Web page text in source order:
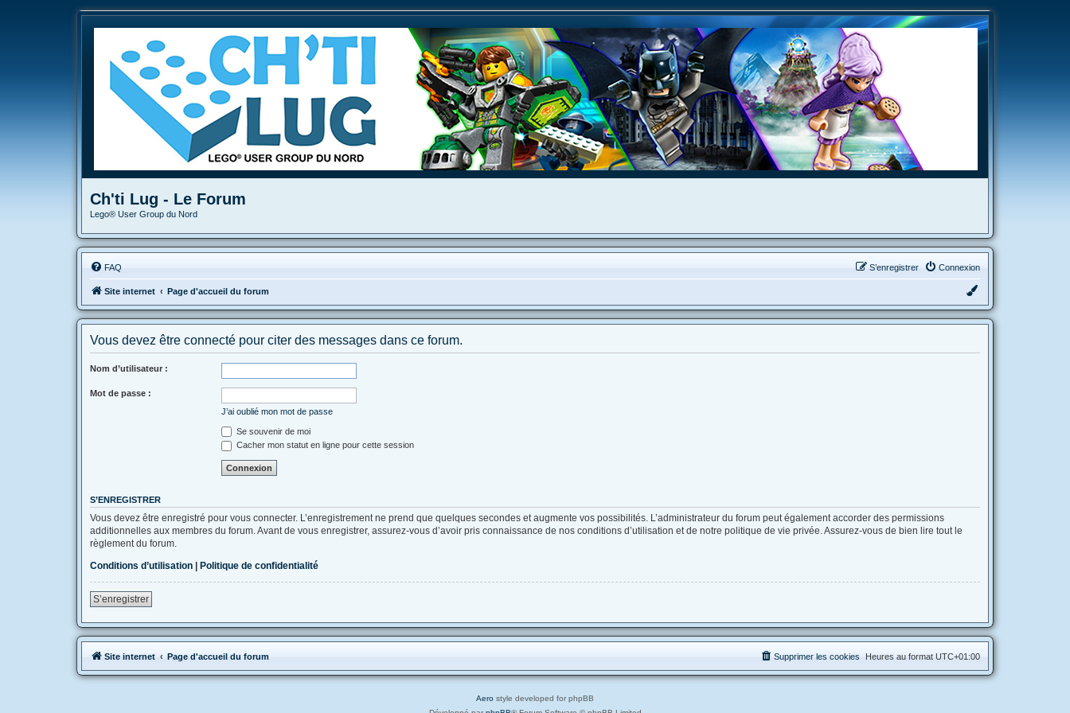
Ch'ti Lug - Le Forum
Lego® User Group du Nord
FAQ Connexion
S’enregistrer
Site internet Page d'accueil du forum
Vous devez être connecté pour citer des messages dans ce forum.
Nom d’utilisateur :
Mot de passe :
J’ai oublié mon mot de passe
Se souvenir de moi
Cacher mon statut en ligne pour cette session
S’ENREGISTRER
Vous devez être enregistré pour vous connecter. L’enregistrement ne prend que quelques secondes et augmente vos possibilités. L’administrateur du forum peut également accorder des permissions
additionnelles aux membres du forum. Avant de vous enregistrer, assurez-vous d’avoir pris connaissance de nos conditions d’utilisation et de notre politique de vie privée. Assurez-vous de bien lire tout le
règlement du forum.
Conditions d’utilisation
Politique de confidentialité
S’enregistrer
Site internet Page d'accueil du forum Heures au format UTC+01:00
Supprimer les cookies
Aero style developed for phpBB